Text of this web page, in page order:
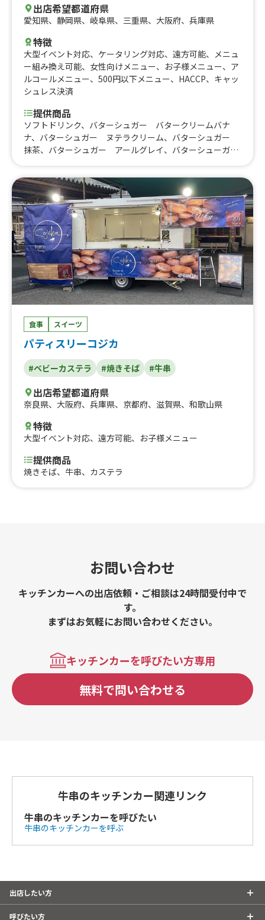
出店希望都道府県
愛知県、 静岡県、 岐阜県、 三重県、 大阪府、 兵庫県
特徴
大型イベント対応、 ケータリング対応、 遠方可能、
メニュ
ー組み換え可能、 女性向けメニュー、 お子様メニュー、 ア
ルコールメニュー、 500円以下メニュー、 HACCP、 キャッ
シュレス決済
提供商品
ソフトドリンク、バターシュガー バタークリームバナ
ナ、バターシュガー ヌテラクリーム、バターシュガー
抹茶、バターシュガー アールグレイ、バターシューガ
ーす抹茶、700円ばななじゅーすエスプレッソ、ばななじ
ゅーす600円、エスプレッソバナナジュース、ハワイアン
ソーダ、豚キムチサンド、アサイー、たまごサンド600
円、ベーコンチーズ500円、牛串、ホットチョコ、日替わ
りスープ、キャラメルソース入りチュロス、ベーコンチー
ズ、クリームソーダ、自家製レモネード、かき氷、チーズ
ステーキサンド、ねぎ塩豚、キャラメルナッツとクリーム
チーズ、ポテト、バナナジュース、エルビスサンド、厚焼
きたまごサンド、厚切りベーコンときのこバター、明太エ
ビアボガド、テリヤキチキンサンド
食事 スイーツ
パティスリーコジカ
#ベビーカステラ #焼きそば #牛串
出店希望都道府県
奈良県、 大阪府、 兵庫県、 京都府、 滋賀県、 和歌山県
特徴
大型イベント対応、 遠方可能、 お子様メニュー
提供商品
焼きそば、牛串、カステラ
お問い合わせ
キッチンカーへの出店依頼・ご相談は24時間受付中で
す。
まずはお気軽にお問い合わせください。
キッチンカーを呼びたい方専用
無料で問い合わせる
牛串のキッチンカー関連リンク
牛串のキッチンカーを呼びたい
牛串のキッチンカーを呼ぶ
出店したい方
呼びたい方